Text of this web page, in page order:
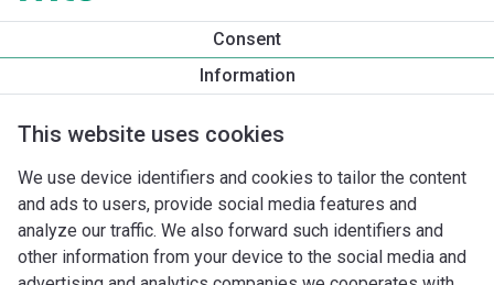
Consent
Information
This website uses cookies
We use device identifiers and cookies to tailor the content
and ads to users, provide social media features and
analyze our traffic. We also forward such identifiers and
other information from your device to the social media and
Productinformatie